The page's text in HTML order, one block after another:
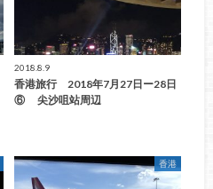
2018.8.9
香港旅行 2018年7月27日ー28日
⑥ 尖沙咀站周辺
香港